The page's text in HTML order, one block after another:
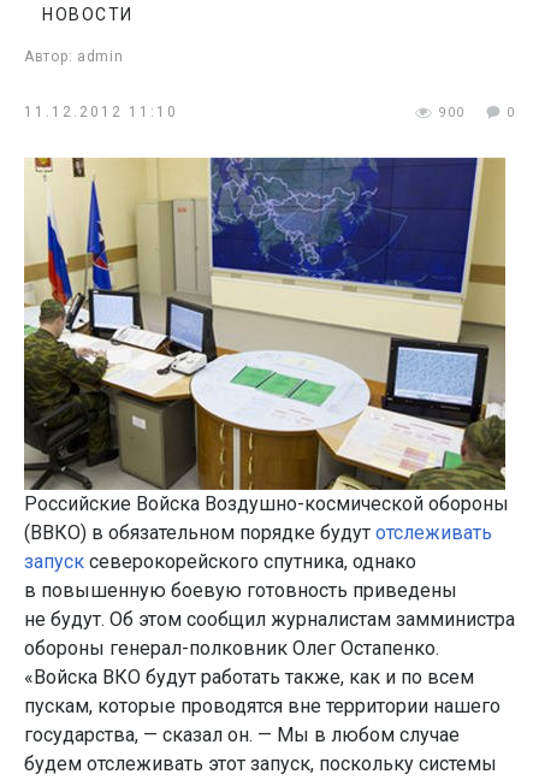
Автор: admin
НОВОСТИ
11.12.2012 11:10 900 0
Российские Войска Воздушно-космической обороны
(ВВКО) в обязательном порядке будут отслеживать
запуск северокорейского спутника, однако
в повышенную боевую готовность приведены
не будут. Об этом сообщил журналистам замминистра
обороны генерал-полковник Олег Остапенко.
«Войска ВКО будут работать также, как и по всем
пускам, которые проводятся вне территории нашего
государства, — сказал он. — Мы в любом случае
будем отслеживать этот запуск, поскольку системы